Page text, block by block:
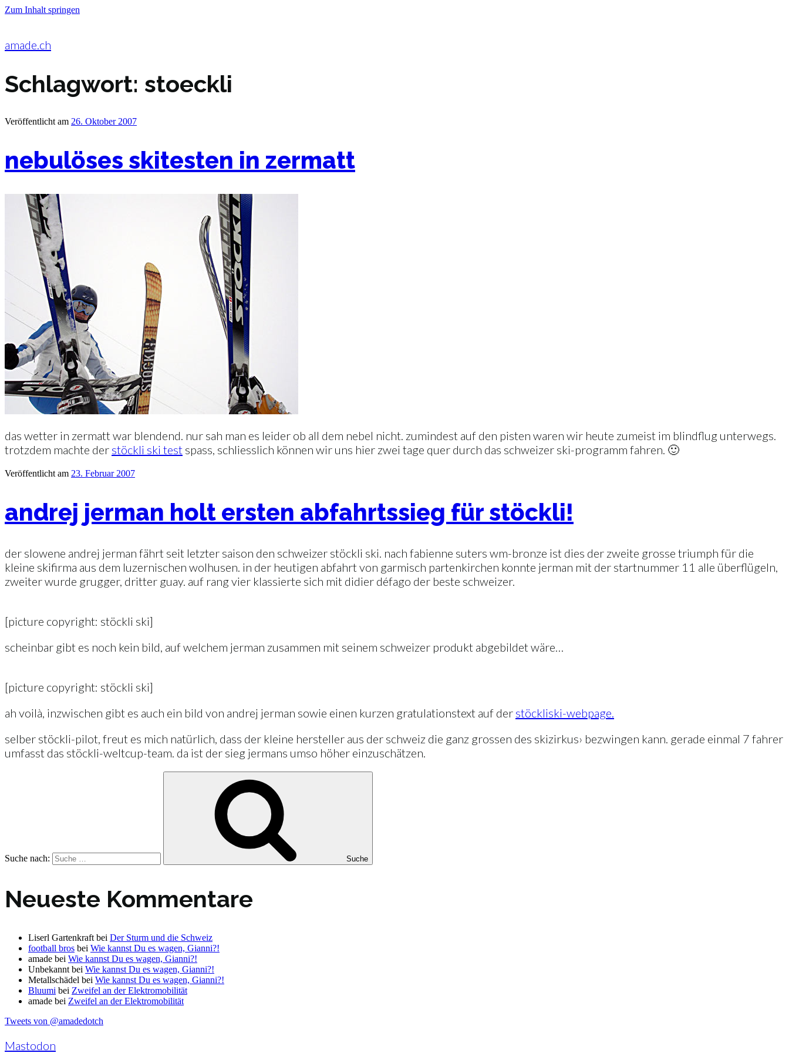
Zum Inhalt springen
amade.ch
Schlagwort: stoeckli
Veröffentlicht am 26. Oktober 2007
nebulöses skitesten in zermatt
das wetter in zermatt war blendend. nur sah man es leider ob all dem nebel nicht. zumindest auf den pisten waren wir heute zumeist im blindflug unterwegs.
trotzdem machte der stöckli ski test spass, schliesslich können wir uns hier zwei tage quer durch das schweizer ski-programm fahren. 🙂
Veröffentlicht am 23. Februar 2007
andrej jerman holt ersten abfahrtssieg für stöckli!
der slowene andrej jerman fährt seit letzter saison den schweizer stöckli ski. nach fabienne suters wm-bronze ist dies der zweite grosse triumph für die
kleine skifirma aus dem luzernischen wolhusen. in der heutigen abfahrt von garmisch partenkirchen konnte jerman mit der startnummer 11 alle überflügeln,
zweiter wurde grugger, dritter guay. auf rang vier klassierte sich mit didier défago der beste schweizer.
[picture copyright: stöckli ski]
scheinbar gibt es noch kein bild, auf welchem jerman zusammen mit seinem schweizer produkt abgebildet wäre…
[picture copyright: stöckli ski]
ah voilà, inzwischen gibt es auch ein bild von andrej jerman sowie einen kurzen gratulationstext auf der stöckliski-webpage.
selber stöckli-pilot, freut es mich natürlich, dass der kleine hersteller aus der schweiz die ganz grossen des skizirkus› bezwingen kann. gerade einmal 7 fahrer
umfasst das stöckli-weltcup-team. da ist der sieg jermans umso höher einzuschätzen.
Suche nach: Suche
Neueste Kommentare
Liserl Gartenkraft bei Der Sturm und die Schweiz
football bros bei Wie kannst Du es wagen, Gianni?!
amade bei Wie kannst Du es wagen, Gianni?!
Unbekannt bei Wie kannst Du es wagen, Gianni?!
Metallschädel bei Wie kannst Du es wagen, Gianni?!
Bluumi bei Zweifel an der Elektromobilität
amade bei Zweifel an der Elektromobilität
Tweets von @amadedotch
Mastodon